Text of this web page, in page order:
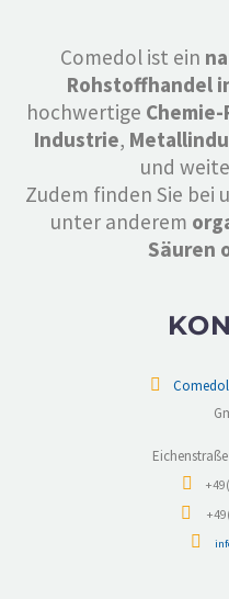
Comedol ist ein
Rohstoffhandel
hochwertige
Industrie,
und
Zudem finden Sie bei
unter anderem
Säuren